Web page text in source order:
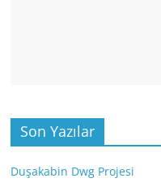
Son Yazılar
Duşakabin Dwg Projesi